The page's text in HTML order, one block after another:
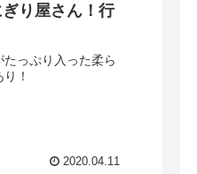
り屋さん！行
っぷり入った柔ら
！
2020.04.11